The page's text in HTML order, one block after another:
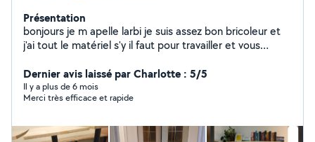
Présentation
bonjours je m apelle larbi je suis assez bon bricoleur et
j'ai tout le matériel s'y il faut pour travailler et vous
rénovation., aménagement d intérieur .montage de
meuble cuisine décoration et aussi réparation et
fabrication d ouvrages métalliques. De préférence
marchands de tapis. Devis gratuit
Dernier avis laissé par Charlotte : 5/5
Il y a plus de 6 mois
Merci très efficace et rapide